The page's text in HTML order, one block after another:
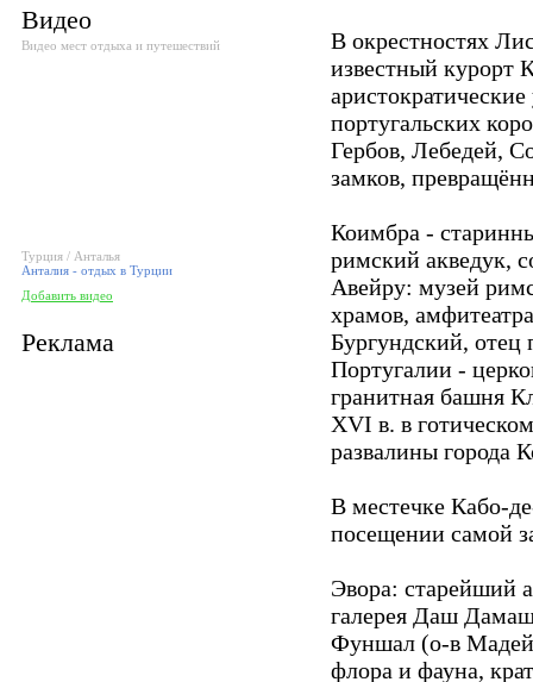
Видео
Видео мест отдыха и путешествий
Турция / Анталья
Анталия - отдых в Турции
Добавить видео
Реклама
В окрестностях
известный курорт
португальских
Гербов, Лебедей,
замков,
Коимбра -
римский акведук,
Авейру: музей
храмов,
Бургундский, отец
Португалии -
гранитная башня
XVI в. в
развалины города
В местечке Кабо-
посещении самой
Эвора: старейший
галерея Даш
Фуншал (о-в
флора и фауна,